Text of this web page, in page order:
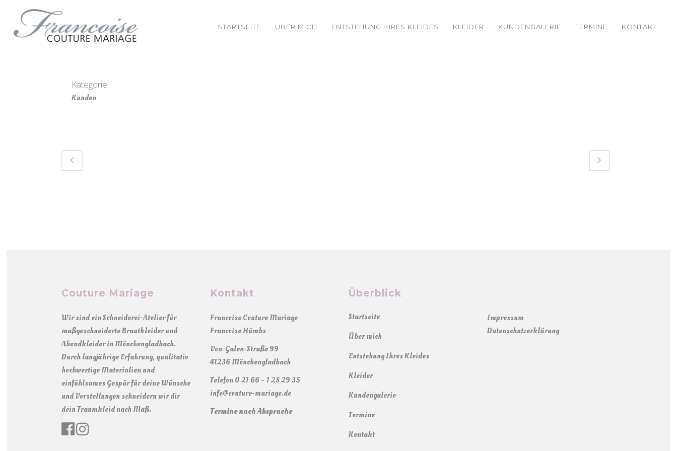
STARTSEITE ÜBER MICH ENTSTEHUNG IHRES KLEIDES KLEIDER KUNDENGALERIE TERMINE KONTAKT
Kategorie
Kunden
Couture Mariage
Wir sind ein Schneiderei-Atelier für
maßgeschneiderte Brautkleider und
Abendkleider in Mönchengladbach.
Durch langjährige Erfahrung, qualitativ
hochwertige Materialien und
einfühlsames Gespür für deine Wünsche
und Vorstellungen schneidern wir dir
dein Traumkleid nach Maß.
Kontakt
Francoise Couture Mariage
Francoise Hümbs
Von-Galen-Straße 99
41236 Mönchengladbach
Telefon 0 21 66 – 1 28 29 35
info@couture-mariage.de
Termine nach Absprache
Überblick
Startseite
Über mich
Entstehung Ihres Kleides
Kleider
Kundengalerie
Termine
Kontakt
Impressum
Datenschutzerklärung